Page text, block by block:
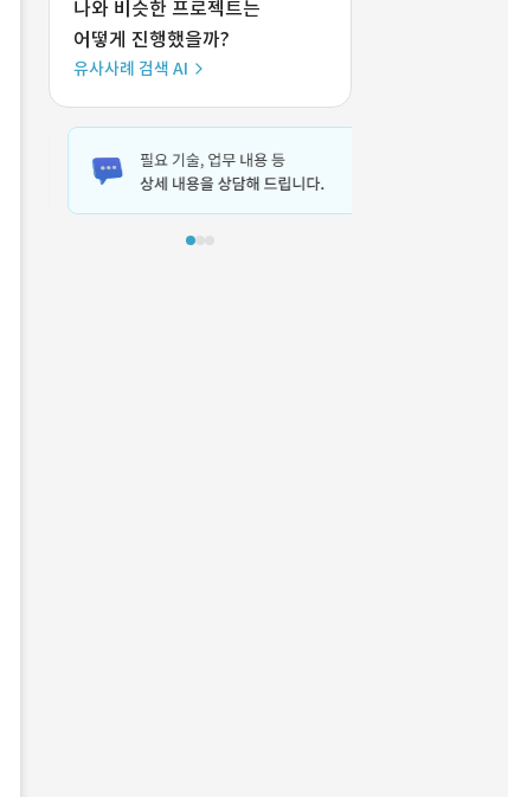
나와 비슷한 프로젝트는
어떻게 진행했을까?
유사사례 검색 AI